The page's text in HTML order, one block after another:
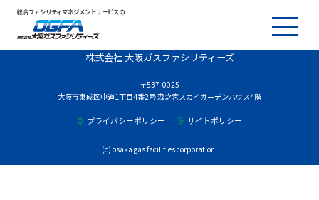
総合ファシリティマネジメントサービスの
株式会社 大阪ガスファシリティーズ
〒537-0025
大阪市東成区中道1丁目4番2号 森之宮スカイガーデンハウス4階
プライバシーポリシー サイトポリシー
(c) osaka gas facilities corporation.